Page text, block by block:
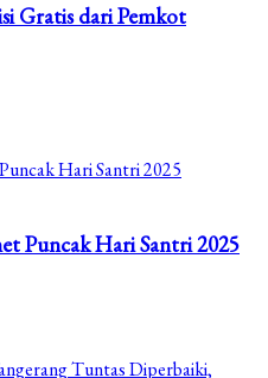
Gratis dari Pemkot
Puncak Hari Santri 2025